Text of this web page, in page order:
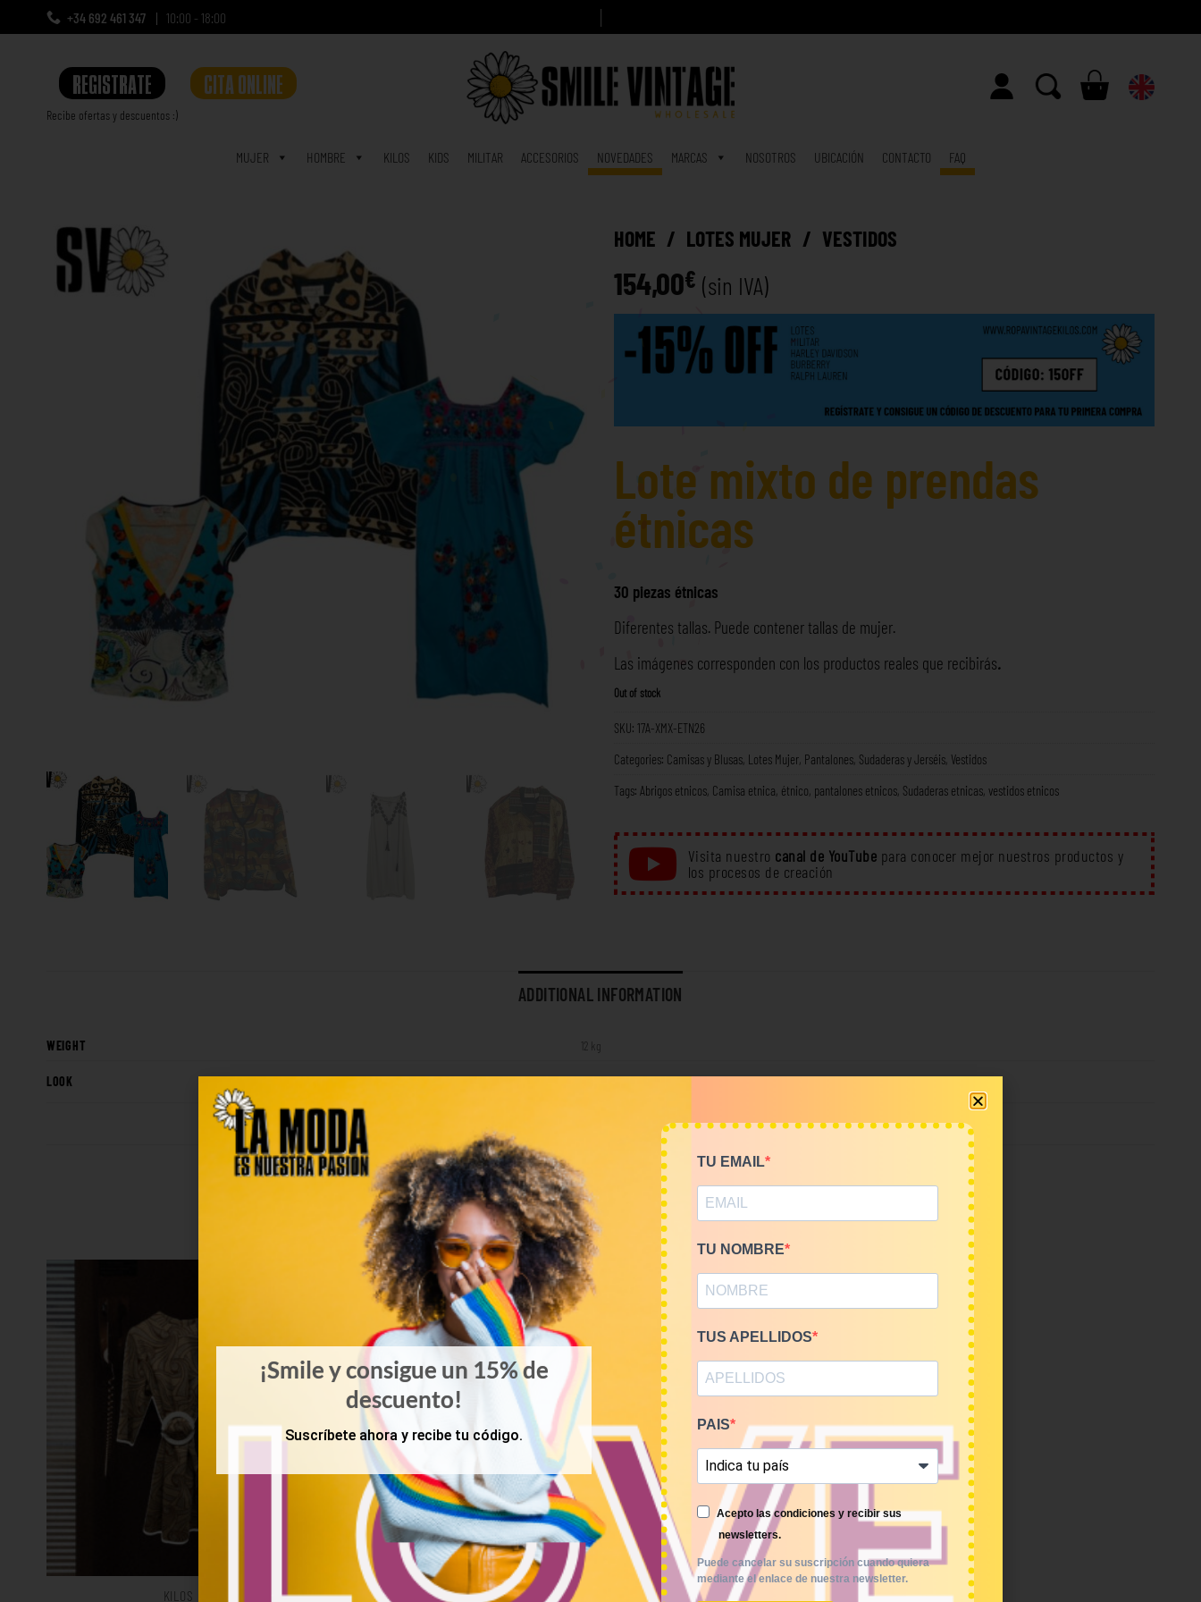
+34 692 461 347 10:00 - 18:00 o
REGISTRATE
Recibe ofertas y descuentos :)
CITA ONLINE
MUJER HOMBRE KILOS KIDS MILITAR ACCESORIOS NOVEDADES MARCAS NOSOTROS UBICACIÓN CONTACTO FAQ
HOME / LOTES MUJER / VESTIDOS
154,00€ (sin IVA)
Lote mixto de prendas
étnicas
30 piezas étnicas
Diferentes tallas. Puede contener tallas de mujer.
Las imágenes corresponden con los productos reales que recibirás.
Out of stock
SKU: 17A-XMX-ETN26
Categories: Camisas y Blusas, Lotes Mujer, Pantalones, Sudaderas y Jerséis, Vestidos
Tags: Abrigos etnicos, Camisa etnica, étnico, pantalones etnicos, Sudaderas etnicas, vestidos etnicos
Visita nuestro canal de YouTube para conocer mejor nuestros productos y
los procesos de creación
ADDITIONAL INFORMATION
WEIGHT 12 kg
LOOK Total Look
RELATED PRODUCTS
KILOS KILOS PRIMAVERA-VERANO
¡Smile y consigue un 15% de
descuento!
Suscríbete ahora y recibe tu código.
TU EMAIL
TU NOMBRE
TUS APELLIDOS
PAIS
Acepto las condiciones y recibir sus
newsletters.
Puede cancelar su suscripción cuando quiera
mediante el enlace de nuestra newsletter.